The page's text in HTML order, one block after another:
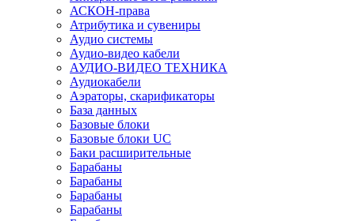
АСКОН-права
Атрибутика и сувениры
Аудио системы
Аудио-видео кабели
АУДИО-ВИДЕО ТЕХНИКА
Аудиокабели
Аэраторы, скарификаторы
База данных
Базовые блоки
Базовые блоки UC
Баки расширительные
Барабаны
Барабаны
Барабаны
Барабаны